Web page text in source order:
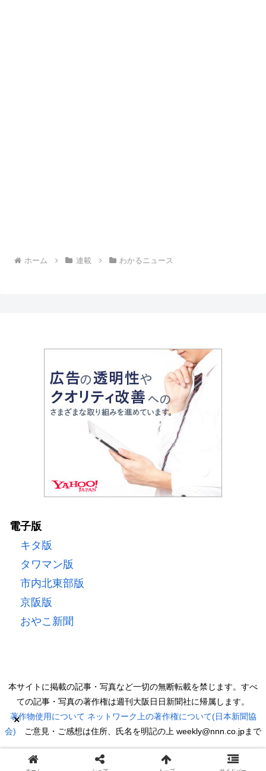
ホーム 連載 わかるニュース
×
電子版
キタ版
タワマン版
市内北東部版
京阪版
おやこ新聞
本サイトに掲載の記事・写真など一切の無断転載を禁じます。すべ
ての記事・写真の著作権は週刊大阪日日新聞社に帰属します。
著作物使用について ネットワーク上の著作権について(日本新聞協
会) ご意見・ご感想は住所、氏名を明記の上 weekly@nnn.co.jpまで
Copyright © 2022 週刊大阪日日新聞 All Rights Reserved.